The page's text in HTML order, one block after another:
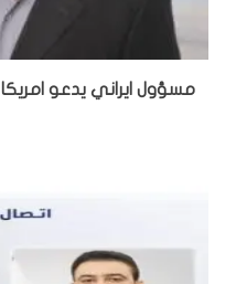
مسؤول ايراني يدعو